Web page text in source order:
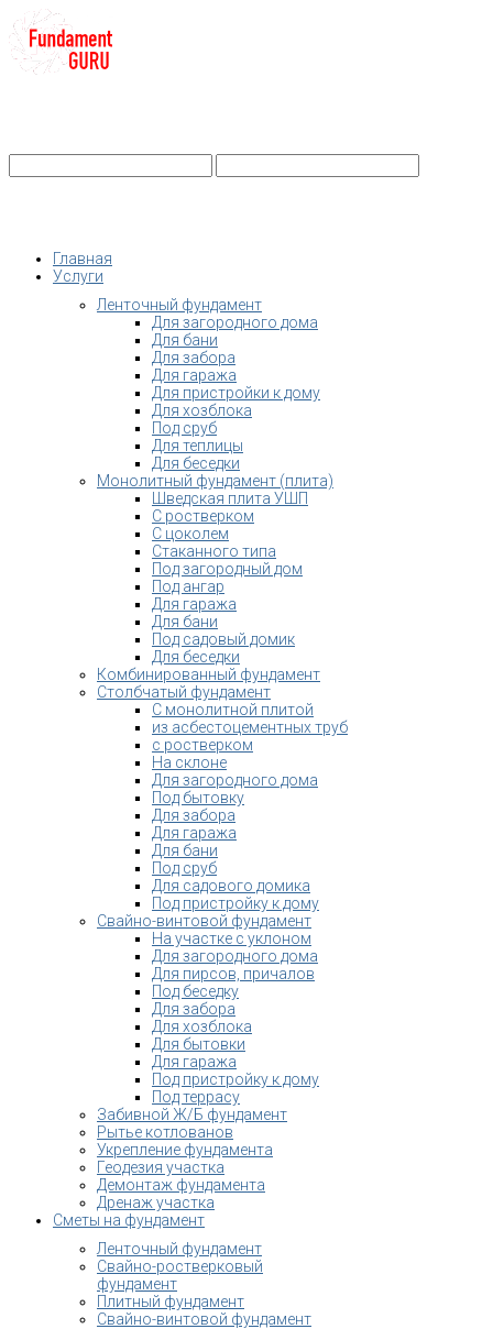
Главная
Услуги
Ленточный фундамент
Для загородного дома
Для бани
Для забора
Для гаража
Для пристройки к дому
Для хозблока
Под сруб
Для теплицы
Для беседки
Монолитный фундамент (плита)
Шведская плита УШП
С ростверком
С цоколем
Стаканного типа
Под загородный дом
Под ангар
Для гаража
Для бани
Под садовый домик
Для беседки
Комбинированный фундамент
Столбчатый фундамент
С монолитной плитой
из асбестоцементных труб
с ростверком
На склоне
Для загородного дома
Под бытовку
Для забора
Для гаража
Для бани
Под сруб
Для садового домика
Под пристройку к дому
Свайно-винтовой фундамент
На участке с уклоном
Для загородного дома
Для пирсов, причалов
Под беседку
Для забора
Для хозблока
Для бытовки
Для гаража
Под пристройку к дому
Под террасу
Забивной Ж/Б фундамент
Рытье котлованов
Укрепление фундамента
Геодезия участка
Демонтаж фундамента
Дренаж участка
Сметы на фундамент
Ленточный фундамент
Свайно-ростверковый
фундамент
Плитный фундамент
Свайно-винтовой фундамент